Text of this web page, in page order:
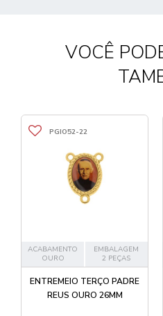
VOCÊ
PGIO52-22
ACABAMENTO
OURO
EMBALAGEM
2 PEÇAS
ENTREMEIO TERÇO PADRE
REUS OURO 26MM